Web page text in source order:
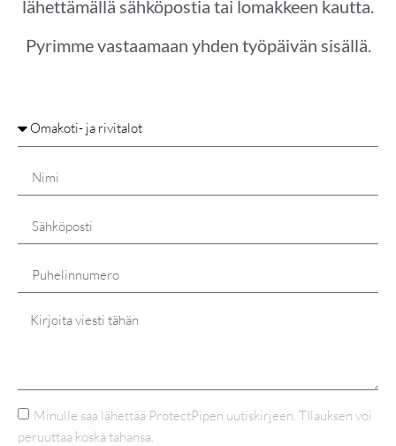
lähettämällä sähköpostia tai lomakkeen kautta.
Pyrimme vastaamaan yhden työpäivän sisällä.
Minulle saa lähettää ProtectPipen uutiskirjeen. TIlauksen voi
peruuttaa koska tahansa.